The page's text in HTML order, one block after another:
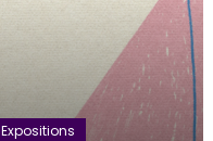
Expositions